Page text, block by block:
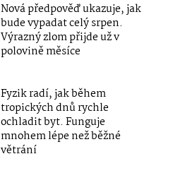
Nová předpověď ukazuje, jak
bude vypadat celý srpen.
Výrazný zlom přijde už v
polovině měsíce
Fyzik radí, jak během
tropických dnů rychle
ochladit byt. Funguje
mnohem lépe než běžné
větrání